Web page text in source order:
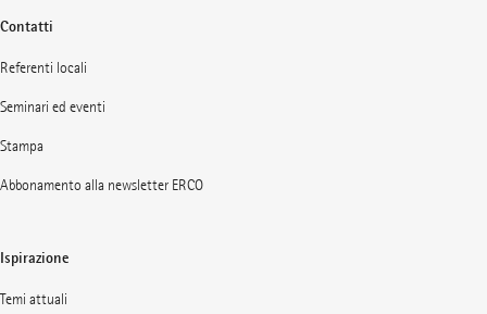
Contatti
Referenti locali
Seminari ed eventi
Stampa
Abbonamento alla newsletter ERCO
Ispirazione
Temi attuali